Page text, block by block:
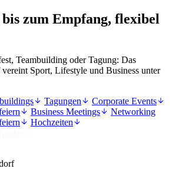
zum Empfang, flexibel
Teambuilding oder Tagung: Das
Sport, Lifestyle und Business unter
Tagungen
Corporate Events
Business Meetings
Networking
Hochzeiten